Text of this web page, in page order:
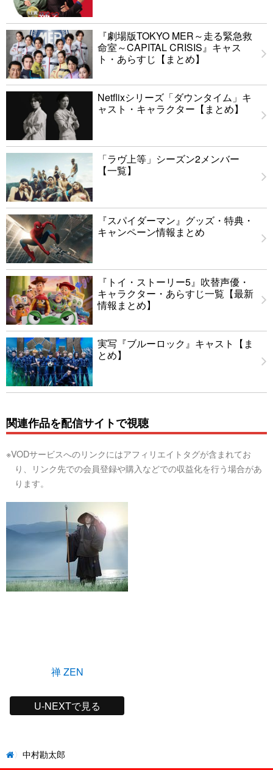
『劇場版TOKYO MER～走る緊急救
命室～CAPITAL CRISIS』キャス
ト・あらすじ【まとめ】
Netflixシリーズ「ダウンタイム」キ
ャスト・キャラクター【まとめ】
「ラヴ上等」シーズン2メンバー
【一覧】
『スパイダーマン』グッズ・特典・
キャンペーン情報まとめ
『トイ・ストーリー5』吹替声優・
キャラクター・あらすじ一覧【最新
情報まとめ】
実写『ブルーロック』キャスト【ま
とめ】
関連作品を配信サイトで視聴
※VODサービスへのリンクにはアフィリエイトタグが含まれてお
り、リンク先での会員登録や購入などでの収益化を行う場合があ
ります。
禅 ZEN
U-NEXTで見る
中村勘太郎